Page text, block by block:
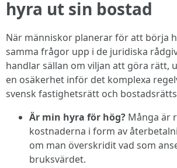
hyra ut sin bostad
När människor planerar för att börja
samma frågor upp i de juridiska
handlar sällan om viljan att göra rätt,
en osäkerhet inför det komplexa
svensk fastighetsrätt och
Är min hyra för hög? Många är
kostnaderna i form av
om man överskridit vad som
bruksvärdet.